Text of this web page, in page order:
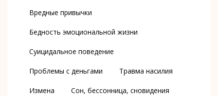
Вредные привычки
Бедность эмоциональной жизни
Суицидальное поведение
Проблемы с деньгами Травма насилия
Измена Сон, бессонница, сновидения